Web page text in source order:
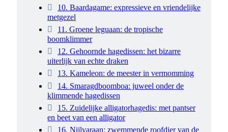
10. Baardagame: expressieve en vriendelijke
metgezel
11. Groene leguaan: de tropische
boomklimmer
12. Gehoornde hagedissen: het bizarre
uiterlijk van echte draken
13. Kameleon: de meester in vermomming
14. Smaragdboomboa: juweel onder de
klimmende hagedissen
15. Zuidelijke alligatorhagedis: met pantser
en beet van een alligator
16. Nijlvaraan: zwemmende roofdier van de